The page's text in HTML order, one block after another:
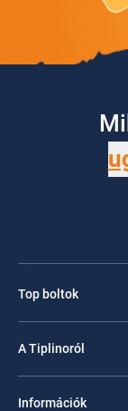
Top boltok
A Tiplinoról
Információk